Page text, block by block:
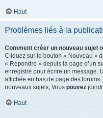
Haut
Problèmes liés à la
Comment créer un nouveau sujet
Cliquez sur le bouton « Nouveau »
« Répondre » depuis la page d’un
enregistré pour écrire un message.
affichée en bas de page des
nouveaux sujets, Vous pouvez
Haut